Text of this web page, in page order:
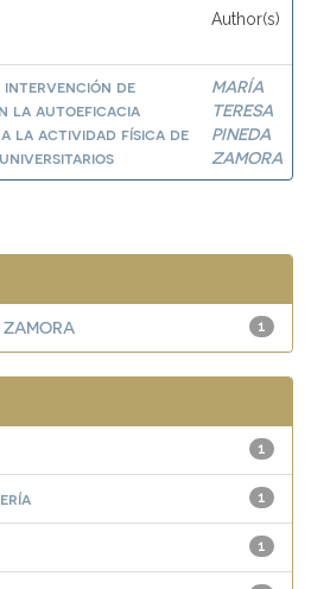
Author(s)
de
la autoeficacia
la actividad física de
MARÍA
TERESA
PINEDA
ZAMORA
1
ZAMORA
1
1
1